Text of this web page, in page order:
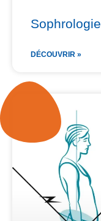
Sophrologie
DÉCOUVRIR »